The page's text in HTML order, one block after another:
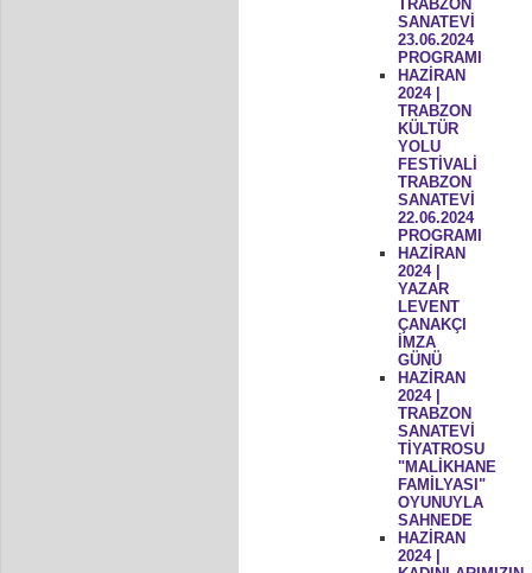
TRABZON
SANATEVİ
23.06.2024
PROGRAMI
HAZİRAN
2024 |
TRABZON
KÜLTÜR
YOLU
FESTİVALİ
TRABZON
SANATEVİ
22.06.2024
PROGRAMI
HAZİRAN
2024 |
YAZAR
LEVENT
ÇANAKÇI
İMZA
GÜNÜ
HAZİRAN
2024 |
TRABZON
SANATEVİ
TİYATROSU
"MALİKHANE
FAMİLYASI"
OYUNUYLA
SAHNEDE
HAZİRAN
2024 |